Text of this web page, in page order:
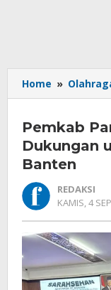
Home »
Pemkab
Dukungan
Banten
REDAKSI
KAMIS, 4